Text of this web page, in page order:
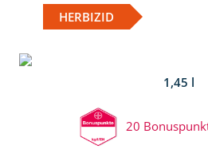
HERBIZID
1,45 l
20